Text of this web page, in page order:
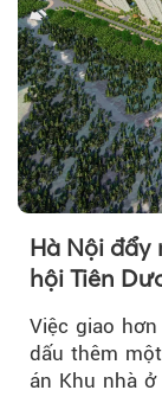
Hà Nội đẩy
hội Tiên
Việc giao
dấu thêm
án Khu nhà